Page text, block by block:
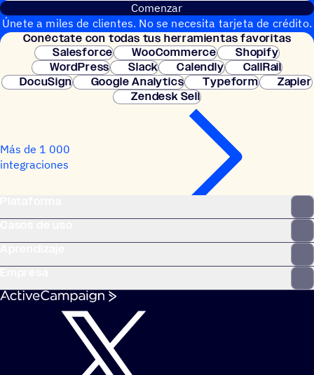
Comenzar
Únete a miles de clientes. No se necesita tarjeta de crédito.
Configuración instantánea.
Conéc­tate con todas tus herramientas favoritas
Salesforce
WooCommerce
Shopify
WordPress
Slack Calendly
CallRail
DocuSign
Google Analytics Typeform
Zapier
Zendesk Sell
Más de 1 000
integraciones